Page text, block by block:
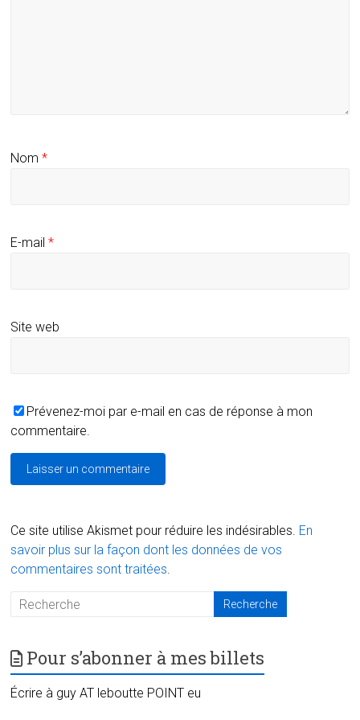
Nom*
E-mail*
Site web
Prévenez-moi par e-mail en cas de réponse à mon
commentaire.
Ce site utilise Akismet pour réduire les indésirables. En
savoir plus sur la façon dont les données de vos
commentaires sont traitées.
Pour s’abonner à mes billets
Écrire à guy AT leboutte POINT eu